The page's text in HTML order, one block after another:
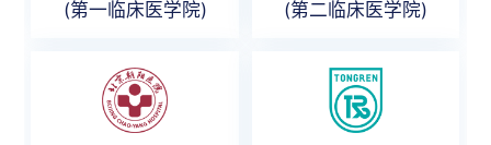
(第一临床医学院)
(第二临床医学院)